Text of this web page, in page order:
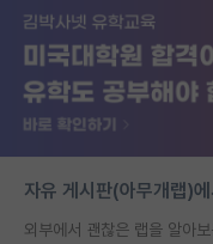
자유 게시판(아무개랩)
외부에서 괜찮은 랩을 알아